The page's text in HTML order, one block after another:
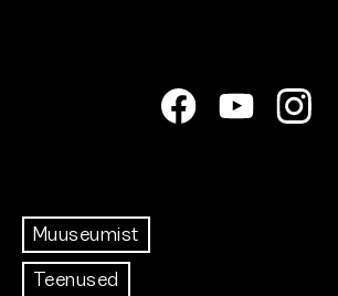
Muuseumist
Teenused